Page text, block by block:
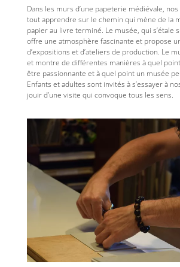
Dans les murs d’une papeterie médiévale,
tout apprendre sur le chemin qui mène de la
papier au livre terminé. Le musée, qui s’étale
offre une atmosphère fascinante et propose
d’expositions et d’ateliers de production. Le
et montre de différentes manières à quel
être passionnante et à quel point un musée
Enfants et adultes sont invités à s’essayer à
jouir d’une visite qui convoque tous les sens.